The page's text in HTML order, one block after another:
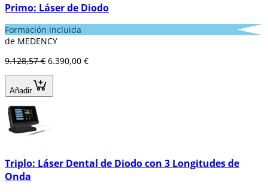
de diodo son utilizados para el
blanqueamiento dental, ofreciendo
resultados rápidos y efectivos. También se
conductos radiculares
Primo: Láser de Diodo
Formación incluida
de MEDENCY
9.128,57 € 6.390,00 €
Añadir
Triplo: Láser Dental de Diodo con 3 Longitudes de
Onda